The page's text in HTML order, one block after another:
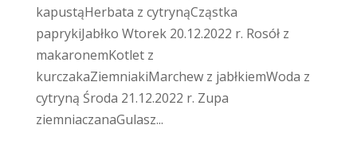
kapustąHerbata z cytrynąCząstka
paprykiJabłko Wtorek 20.12.2022 r. Rosół z
makaronemKotlet z
kurczakaZiemniakiMarchew z jabłkiemWoda z
cytryną Środa 21.12.2022 r. Zupa
ziemniaczanaGulasz...